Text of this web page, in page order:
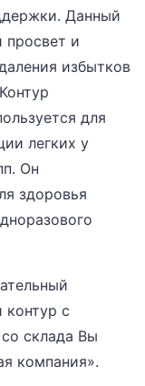
Данный
просвет и
избытков
для
легких у
Он
здоровья
контур с
склада Вы
компания».